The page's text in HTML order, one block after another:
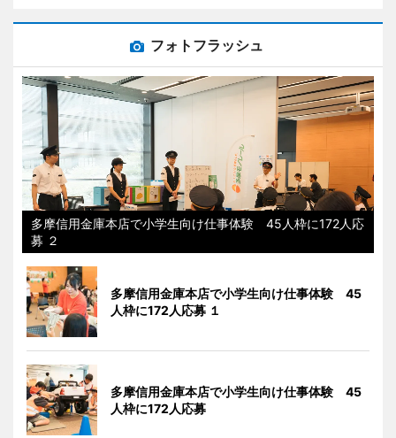
フォトフラッシュ
多摩信用金庫本店で小学生向け仕事体験 45人枠に172人応
募 ２
多摩信用金庫本店で小学生向け仕事体験 45
人枠に172人応募 １
多摩信用金庫本店で小学生向け仕事体験 45
人枠に172人応募